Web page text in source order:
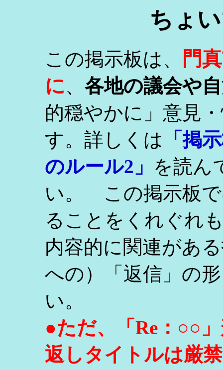
ちょ
この掲示板は、
門
に、 各地の議会や
的穏やかに」意見
す。詳しくは
「掲
のルール2」 を読ん
い。 この掲示板で
ることをくれぐれ
内容的に関連があ
への）「返信」の
い。
●ただ、「Re：○○
返しタイトルは厳